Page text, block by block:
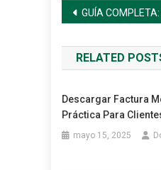
de
entradas
GUÍA COMPLETA: Cómo Obtener tu Factura
RELATED
Descargar Factura
Práctica Para
mayo 15, 2025